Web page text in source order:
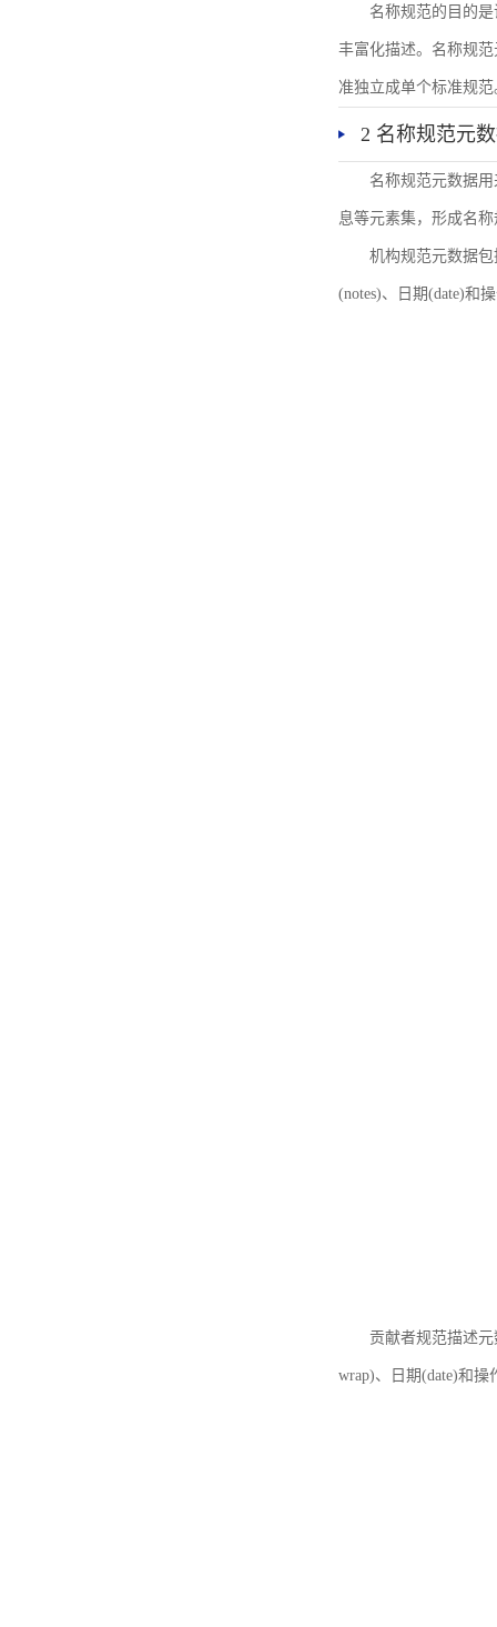
名称规范的目的
丰富化描述。名称规
准独立成单个标准规范
2 名称规范元
名称规范元数据
息等元素集，形成名
机构规范元数据
(notes)、日期(date)和
贡献者规范描述
wrap)、日期(date)和操